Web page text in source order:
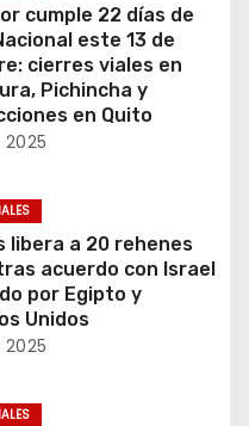
cumple 22 días de
este 13 de
cierres viales en
Pichincha y
en Quito
2025
libera a 20 rehenes
acuerdo con Israel
por Egipto y
Unidos
2025